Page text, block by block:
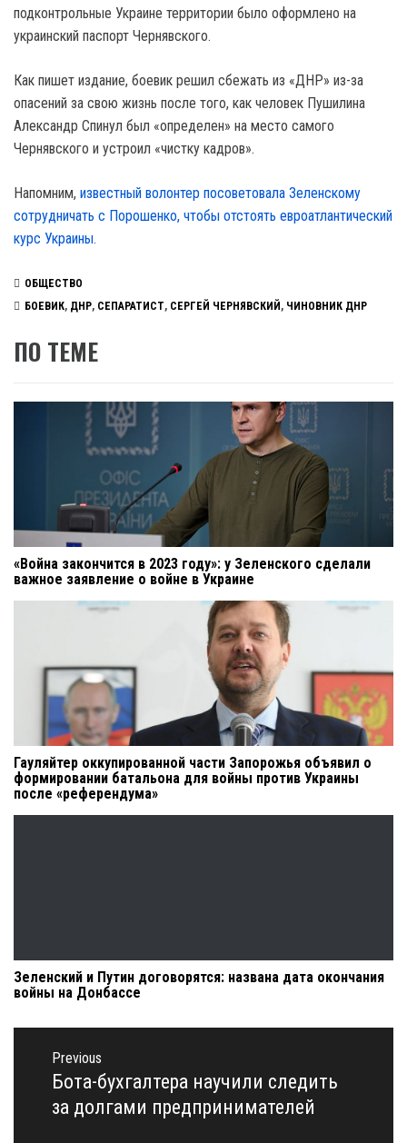
подконтрольные Украине территории было оформлено на
украинский паспорт Чернявского.
Как пишет издание, боевик решил сбежать из «ДНР» из-за
опасений за свою жизнь после того, как человек Пушилина
Александр Спинул был «определен» на место самого
Чернявского и устроил «чистку кадров».
Напомним, известный волонтер посоветовала Зеленскому
сотрудничать с Порошенко, чтобы отстоять евроатлантический
курс Украины.
ОБЩЕСТВО
БОЕВИК, ДНР, СЕПАРАТИСТ, СЕРГЕЙ ЧЕРНЯВСКИЙ , ЧИНОВНИК ДНР
ПО ТЕМЕ
«Война закончится в 2023 году»: у Зеленского сделали
важное заявление о войне в Украине
Гауляйтер оккупированной части Запорожья объявил о
формировании батальона для войны против Украины
после «референдума»
Зеленский и Путин договорятся: названа дата окончания
войны на Донбассе
Навигация
записям
Previous
Previous
post:
Бота-бухгалтера научили следить
за долгами предпринимателей